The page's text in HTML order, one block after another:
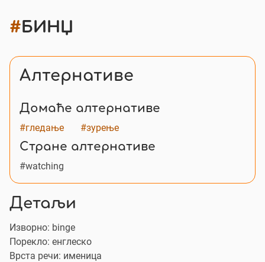
#БИНЏ
Алтернативе
Домаће алтернативе
#гледање #зурење
Стране алтернативе
#watching
Детаљи
Изворно: binge
Порекло: енглеско
Врста речи: именица